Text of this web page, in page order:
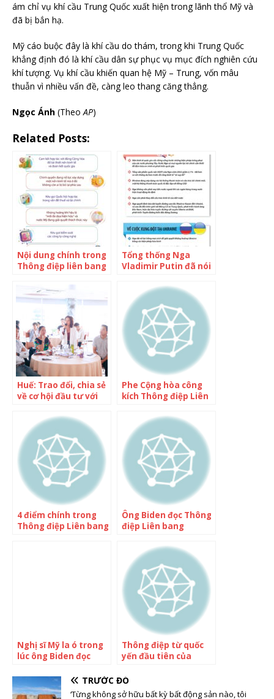
ám chỉ vụ khí cầu Trung Quốc xuất hiện trong lãnh thổ Mỹ và
đã bị bắn hạ.
Mỹ cáo buộc đây là khí cầu do thám, trong khi Trung Quốc
khẳng định đó là khí cầu dân sự phục vụ mục đích nghiên cứu
khí tượng. Vụ khí cầu khiến quan hệ Mỹ – Trung, vốn mâu
thuẫn vì nhiều vấn đề, càng leo thang căng thẳng.
Ngọc Ánh (TheoAP)
Related Posts:
Nội dung chính trong
Thông điệp liên bang
Joe Biden
Tổng thống Nga
Vladimir Putin đã nói
liên bang?
Huế: Trao đổi, chia sẻ
về cơ hội đầu tư với
phương
Phe Cộng hòa công
kích Thông điệp Liên
4 điểm chính trong
Thông điệp Liên bang
Ông Biden đọc Thông
điệp Liên bang
Nghị sĩ Mỹ la ó trong
lúc ông Biden đọc
Thông điệp từ quốc
yến đầu tiên của
TRƯỚC ĐÓ
‘Từng không sở hữu bất kỳ bất động sản nào, tôi